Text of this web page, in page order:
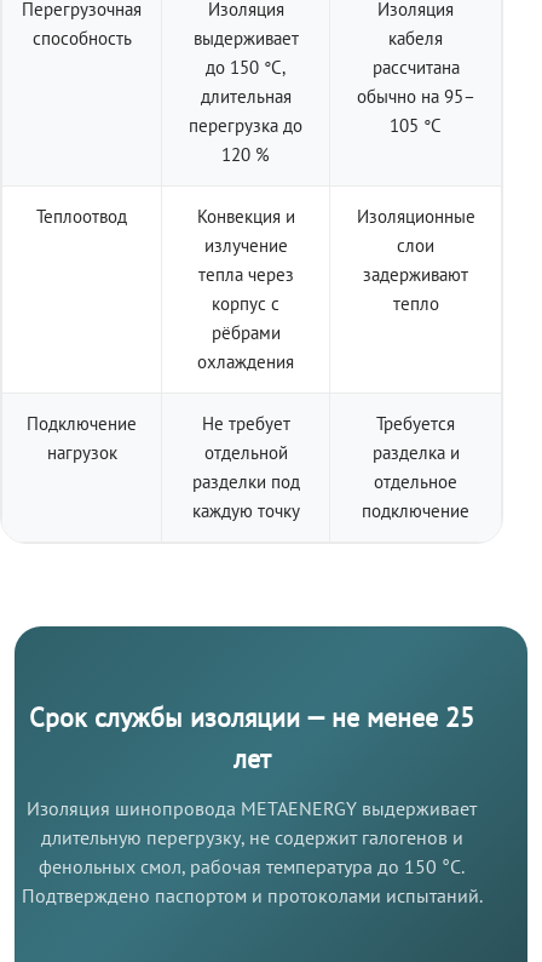
Перегрузочная
способность
Изоляция
выдерживает
до 150 °C,
длительная
перегрузка до
120 %
Изоляция
кабеля
рассчитана
обычно на 95–
105 °C
Теплоотвод
Конвекция и
излучение
тепла через
корпус с
рёбрами
охлаждения
Изоляционные
слои
задерживают
тепло
Подключение
нагрузок
Не требует
отдельной
разделки под
каждую точку
Требуется
разделка и
отдельное
подключение
Срок службы изоляции — не менее 25
лет
Изоляция шинопровода METAENERGY выдерживает
длительную перегрузку, не содержит галогенов и
фенольных смол, рабочая температура до 150 °C.
Подтверждено паспортом и протоколами испытаний.